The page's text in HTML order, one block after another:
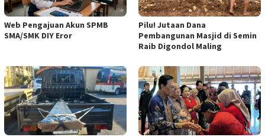
Web Pengajuan Akun SPMB
SMA/SMK DIY Eror
Pilu! Jutaan Dana
Pembangunan Masjid di Semin
Raib Digondol Maling